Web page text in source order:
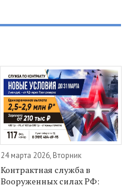
24 марта 2026, Вторник
Контрактная служба в
Вооруженных силах РФ: